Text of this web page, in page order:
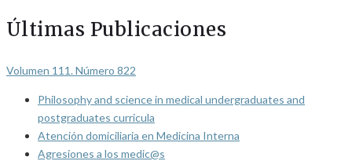
Últimas Publicaciones
Volumen 111. Número 822
Philosophy and science in medical undergraduates and
postgraduates curricula
Atención domiciliaria en Medicina Interna
Agresiones a los medic@s